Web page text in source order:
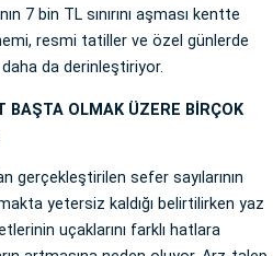
7 bin TL sınırını aşması kentte
resmi tatiller ve özel günlerde
da derinleştiriyor.
BAŞTA OLMAK ÜZERE BİRÇOK
gerçekleştirilen sefer sayılarının
yetersiz kaldığı belirtilirken yaz
uçaklarını farklı hatlara